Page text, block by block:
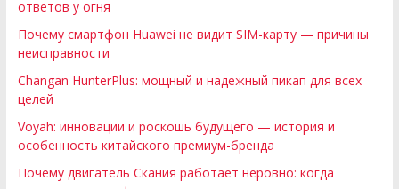
ответов у огня
Почему смартфон Huawei не видит SIM-карту — причины
неисправности
Changan HunterPlus: мощный и надежный пикап для всех
целей
Voyah: инновации и роскошь будущего — история и
особенность китайского премиум-бренда
Почему двигатель Скания работает неровно: когда